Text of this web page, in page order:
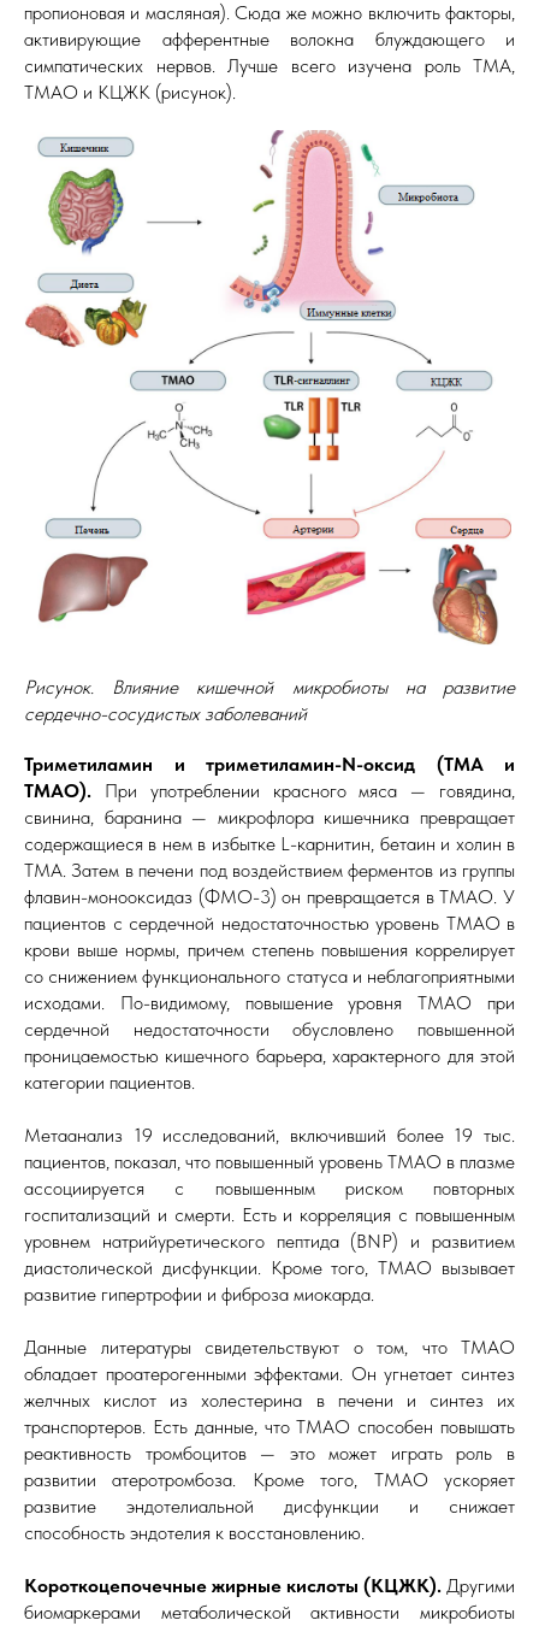
пропионовая и масляная). Сюда же можно включить факторы,
активирующие афферентные волокна блуждающего и
симпатических нервов. Лучше всего изучена роль ТМА,
ТМАО и КЦЖК (рисунок).
Рисунок. Влияние кишечной микробиоты на развитие
сердечно-сосудистых заболеваний
Триметиламин и триметиламин-N-оксид (ТМА и
ТМАО). При употреблении красного мяса — говядина,
свинина, баранина — микрофлора кишечника превращает
содержащиеся в нем в избытке L-карнитин, бетаин и холин в
ТМА. Затем в печени под воздействием ферментов из группы
флавин-монооксидаз (ФМО-3) он превращается в ТМАО. У
пациентов с сердечной недостаточностью уровень ТМАО в
крови выше нормы, причем степень повышения коррелирует
со снижением функционального статуса и неблагоприятными
исходами. По-видимому, повышение уровня ТМАО при
сердечной недостаточности обусловлено повышенной
проницаемостью кишечного барьера, характерного для этой
категории пациентов.
Метаанализ 19 исследований, включивший более 19 тыс.
пациентов, показал, что повышенный уровень ТМАО в плазме
ассоциируется с повышенным риском повторных
госпитализаций и смерти. Есть и корреляция с повышенным
уровнем натрийуретического пептида (BNP) и развитием
диастолической дисфункции. Кроме того, ТМАО вызывает
развитие гипертрофии и фиброза миокарда.
Данные литературы свидетельствуют о том, что ТМАО
обладает проатерогенными эффектами. Он угнетает синтез
желчных кислот из холестерина в печени и синтез их
транспортеров. Есть данные, что ТМАО способен повышать
реактивность тромбоцитов — это может играть роль в
развитии атеротромбоза. Кроме того, ТМАО ускоряет
развитие эндотелиальной дисфункции и снижает
способность эндотелия к восстановлению.
Короткоцепочечные жирные кислоты (КЦЖК). Другими
биомаркерами метаболической активности микробиоты